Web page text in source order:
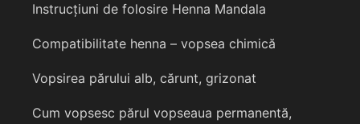
Instrucțiuni de folosire Henna Mandala
Compatibilitate henna – vopsea chimică
Vopsirea părului alb, cărunt, grizonat
Cum vopsesc părul vopseaua permanentă,